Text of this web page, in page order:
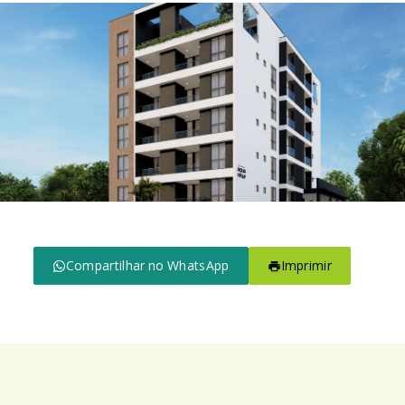
Compartilhar no WhatsApp Imprimir